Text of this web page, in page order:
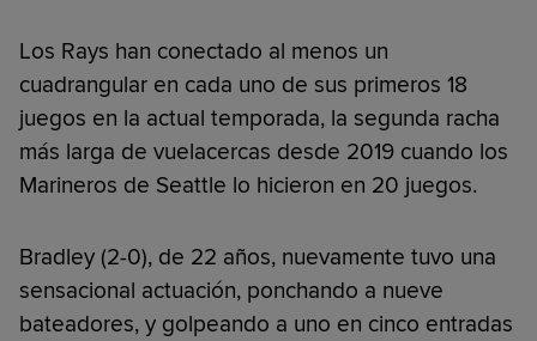
Los Rays han conectado al menos un
cuadrangular en cada uno de sus primeros 18
juegos en la actual temporada, la segunda racha
más larga de vuelacercas desde 2019 cuando los
Marineros de Seattle lo hicieron en 20 juegos.
Bradley (2-0), de 22 años, nuevamente tuvo una
sensacional actuación, ponchando a nueve
bateadores, y golpeando a uno en cinco entradas